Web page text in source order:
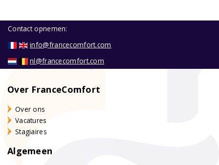
Contact opnemen:
info@francecomfort.com
nl@francecomfort.com
Over FranceComfort
Over ons
Vacatures
Stagiaires
Algemeen